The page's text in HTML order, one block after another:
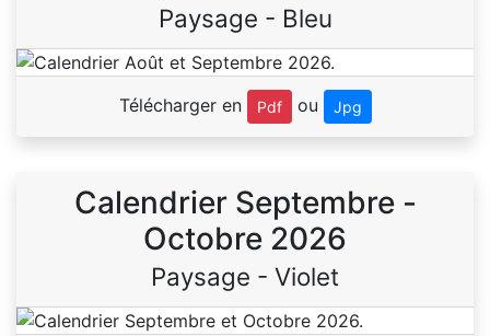
Paysage - Bleu
Télécharger en Pdf ou Jpg
Calendrier Septembre -
Octobre 2026
Paysage - Violet